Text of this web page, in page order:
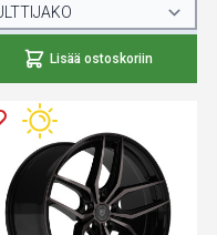
Lisää ostoskoriin